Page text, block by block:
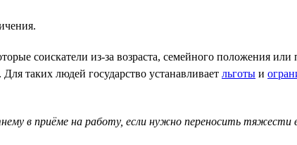
соискатели из-за возраста, семейного положения
таких людей государство устанавливает льготы и
в приёме на работу, если нужно переносить тяжести